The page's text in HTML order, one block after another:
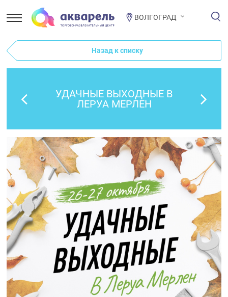
ВОЛГОГРАД
Назад к списку
УДАЧНЫЕ ВЫХОДНЫЕ В
ЛЕРУА МЕРЛЕН